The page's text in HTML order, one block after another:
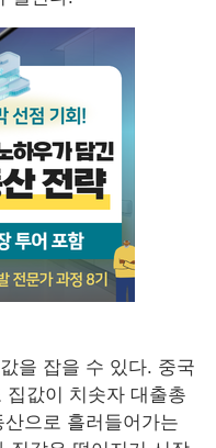
을 잡을 수 있다. 중국
집값이 치솟자 대출총
으로 흘러들어가는